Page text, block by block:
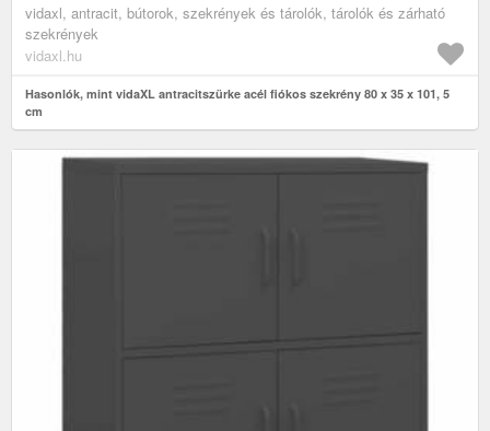
vidaxl, antracit, bútorok, szekrények és tárolók, tárolók és zárható
szekrények
vidaxl.hu
Hasonlók, mint vidaXL antracitszürke acél fiókos szekrény 80 x 35 x 101, 5
cm